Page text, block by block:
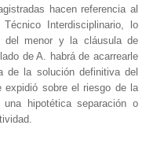
hacen referencia al
Interdisciplinario, lo
del menor y la cláusula de
de A. habrá de acarrearle
de la solución definitiva del
sobre el riesgo de la
hipotética separación o